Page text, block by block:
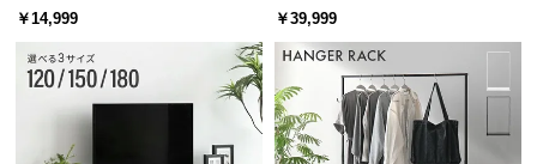
取っ手部分には自然に煌めくメタルノブを使用。程
ベッド 8/12/16枚セット
￥14,999
ターテーブル 美しい格子デザイン
￥39,999